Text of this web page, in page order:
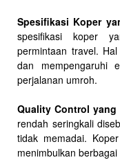
Spesifikasi Koper
spesifikasi koper
permintaan travel.
dan mempengaruhi
perjalanan umroh.
Quality Control yang
rendah seringkali
tidak memadai.
menimbulkan